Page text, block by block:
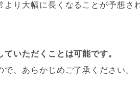
り大幅に長くなることが予想さ
いただくことは可能です。
、あらかじめご了承ください。